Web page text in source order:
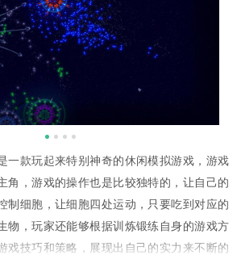
一款玩起来特别神奇的休闲模拟游戏，游戏
角，游戏的操作也是比较独特的，让自己的
制细胞，让细胞四处运动，只要吃到对应的
物，玩家还能够根据训炼锻练自身的游戏方
戏技巧和策略，展现出自己的实力来不断的